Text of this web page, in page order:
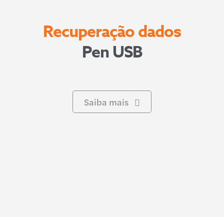
Recuperação dados
Pen USB
Saiba mais